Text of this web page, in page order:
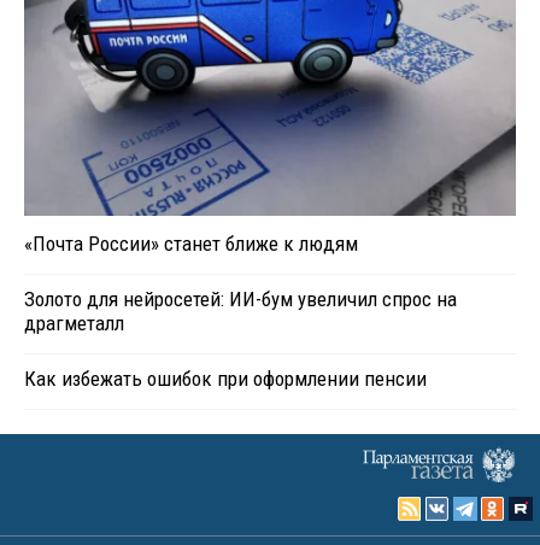
«Почта России» станет ближе к людям
Золото для нейросетей: ИИ-бум увеличил спрос на
драгметалл
Как избежать ошибок при оформлении пенсии